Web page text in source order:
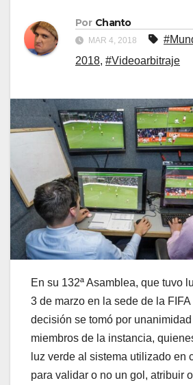
Por Chanto
MAR 4, 2018
2018, #Videoarbitraje
En su 132ª Asamblea, que tuvo
3 de marzo en la sede de la
decisión se tomó por
miembros de la instancia,
luz verde al sistema utilizado en
para validar o no un gol, atribuir